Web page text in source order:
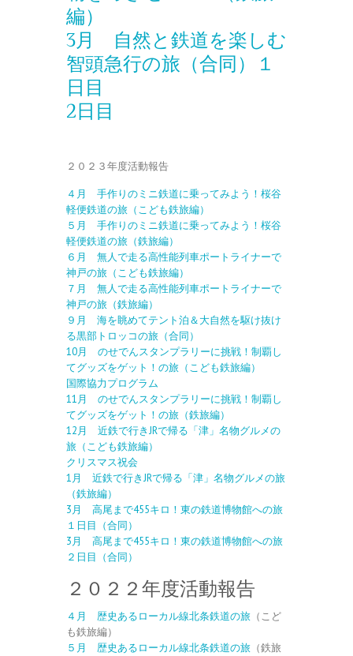
編）
3月 自然と鉄道を楽しむ
智頭急行の旅（合同）１
日目
2日目
２０２３年度活動報告
４月 手作りのミニ鉄道に乗ってみよう！桜谷
軽便鉄道の旅（こども鉄旅編）
５月 手作りのミニ鉄道に乗ってみよう！桜谷
軽便鉄道の旅（鉄旅編）
６月 無人で走る高性能列車ポートライナーで
神戸の旅（こども鉄旅編）
７月 無人で走る高性能列車ポートライナーで
神戸の旅（鉄旅編）
９月 海を眺めてテント泊＆大自然を駆け抜け
る黒部トロッコの旅（合同）
10月 のせでんスタンプラリーに挑戦！制覇し
てグッズをゲット！の旅（こども鉄旅編）
国際協力プログラム
11月 のせでんスタンプラリーに挑戦！制覇し
てグッズをゲット！の旅（鉄旅編）
12月 近鉄で行きJRで帰る「津」名物グルメの
旅（こども鉄旅編）
クリスマス祝会
1月 近鉄で行きJRで帰る「津」名物グルメの旅
（鉄旅編）
3月 高尾まで455キロ！東の鉄道博物館への旅
１日目（合同）
3月 高尾まで455キロ！東の鉄道博物館への旅
２日目（合同）
２０２２年度活動報告
４月 歴史あるローカル線北条鉄道の旅 （こど
も鉄旅編）
５月 歴史あるローカル線北条鉄道の旅 （鉄旅